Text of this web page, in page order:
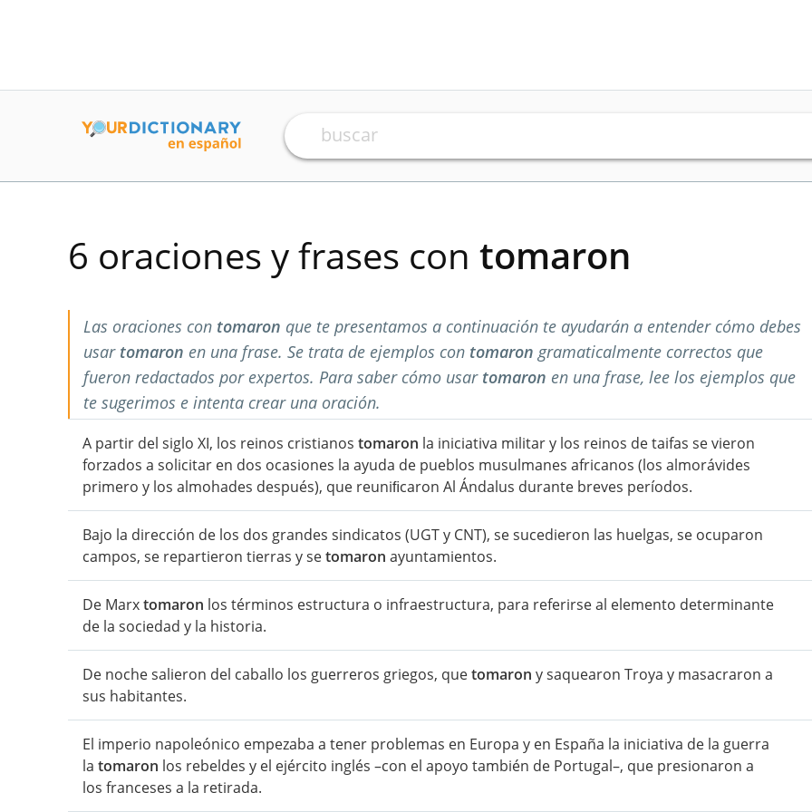
6 oraciones y frases con tomaron
Las oraciones con tomaron que te presentamos a continuación te ayudarán a entender cómo debes
usar tomaron en una frase. Se trata de ejemplos con tomaron gramaticalmente correctos que
fueron redactados por expertos. Para saber cómo usar tomaron en una frase, lee los ejemplos que
te sugerimos e intenta crear una oración.
A partir del siglo XI, los reinos cristianos tomaron la iniciativa militar y los reinos de taifas se vieron
forzados a solicitar en dos ocasiones la ayuda de pueblos musulmanes africanos (los almorávides
primero y los almohades después), que reuniﬁcaron Al Ándalus durante breves períodos.
Bajo la dirección de los dos grandes sindicatos (UGT y CNT), se sucedieron las huelgas, se ocuparon
campos, se repartieron tierras y setomaron ayuntamientos.
De Marxtomaron los términos estructura o infraestructura, para referirse al elemento determinante
de la sociedad y la historia.
De noche salieron del caballo los guerreros griegos, quetomaron y saquearon Troya y masacraron a
sus habitantes.
El imperio napoleónico empezaba a tener problemas en Europa y en España la iniciativa de la guerra
la tomaron los rebeldes y el ejército inglés –con el apoyo también de Portugal–, que presionaron a
los franceses a la retirada.